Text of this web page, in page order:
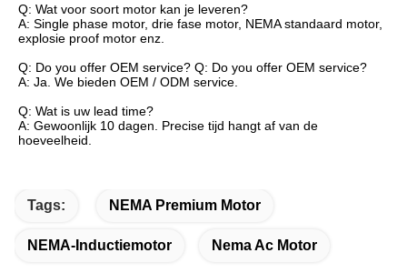
Q: Wat voor soort motor kan je leveren?
A: Single phase motor, drie fase motor, NEMA standaard motor,
explosie proof motor enz.
Q: Do you offer OEM service? Q: Do you offer OEM service?
A: Ja. We bieden OEM / ODM service.
Q: Wat is uw lead time?
A: Gewoonlijk 10 dagen. Precise tijd hangt af van de
hoeveelheid.
Tags: NEMA Premium Motor
NEMA-Inductiemotor Nema Ac Motor